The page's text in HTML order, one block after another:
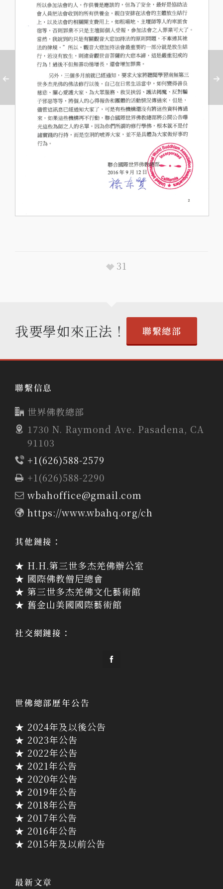
31
我要學如來正法！ 聯繫總部
聯繫信息
世界佛教總部
1730 N. Raymond Ave. Pasadena, CA
91103
+1(626)588-2579
+1(626)588-2290
wbahoffice@gmail.com
https://www.wbahq.org/ch
其他鏈接：
★ H.H.第三世多杰羌佛辦公室
★ 國際佛教僧尼總會
★ 第三世多杰羌佛文化藝術館
★ 舊金山美國國際藝術館
社交網鏈接：
世佛總部歷年公告
★ 2024年及以後公告
★ 2023年公告
★ 2022年公告
★ 2021年公告
★ 2020年公告
★ 2019年公告
★ 2018年公告
★ 2017年公告
★ 2016年公告
★ 2015年及以前公告
最新文章